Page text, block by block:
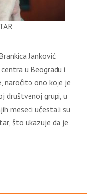
Janković
u Beogradu i
naročito ono koje je
društvenoj grupi, u
meseci učestali su
što ukazuje da je